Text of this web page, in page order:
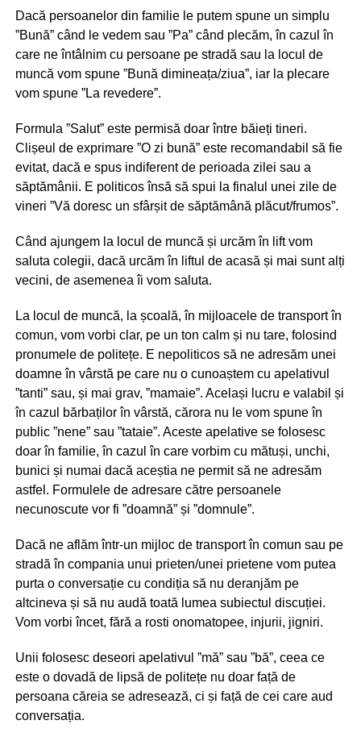
Dacă persoanelor din familie le putem spune un simplu
”Bună” când le vedem sau ”Pa” când plecăm, în cazul în
care ne întâlnim cu persoane pe stradă sau la locul de
muncă vom spune ”Bună dimineața/ziua”, iar la plecare
vom spune ”La revedere”.
Formula ”Salut” este permisă doar între băieți tineri.
Clișeul de exprimare ”O zi bună” este recomandabil să fie
evitat, dacă e spus indiferent de perioada zilei sau a
săptămânii. E politicos însă să spui la finalul unei zile de
vineri ”Vă doresc un sfârșit de săptămână plăcut/frumos”.
Când ajungem la locul de muncă și urcăm în lift vom
saluta colegii, dacă urcăm în liftul de acasă și mai sunt alți
vecini, de asemenea îi vom saluta.
La locul de muncă, la școală, în mijloacele de transport în
comun, vom vorbi clar, pe un ton calm și nu tare, folosind
pronumele de politețe. E nepoliticos să ne adresăm unei
doamne în vârstă pe care nu o cunoaștem cu apelativul
”tanti” sau, și mai grav, ”mamaie”. Același lucru e valabil și
în cazul bărbaților în vârstă, cărora nu le vom spune în
public ”nene” sau ”tataie”. Aceste apelative se folosesc
doar în familie, în cazul în care vorbim cu mătuși, unchi,
bunici și numai dacă aceștia ne permit să ne adresăm
astfel. Formulele de adresare către persoanele
necunoscute vor fi ”doamnă” și ”domnule”.
Dacă ne aflăm într-un mijloc de transport în comun sau pe
stradă în compania unui prieten/unei prietene vom putea
purta o conversație cu condiția să nu deranjăm pe
altcineva și să nu audă toată lumea subiectul discuției.
Vom vorbi încet, fără a rosti onomatopee, injurii, jigniri.
Unii folosesc deseori apelativul ”mă” sau ”bă”, ceea ce
este o dovadă de lipsă de politețe nu doar față de
persoana căreia se adresează, ci și față de cei care aud
conversația.